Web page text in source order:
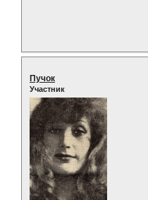
Пучок
Участник